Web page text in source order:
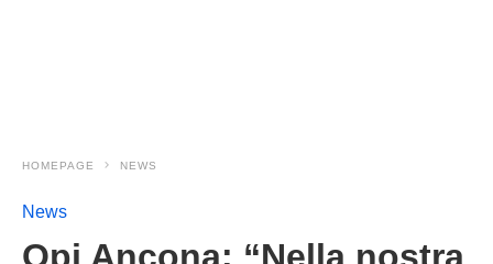
HOMEPAGE NEWS
News